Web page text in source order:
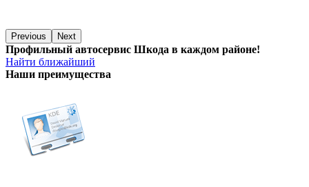
Previous Next
Профильный автосервис Шкода в каждом районе!
Найти ближайший
Наши преимущества